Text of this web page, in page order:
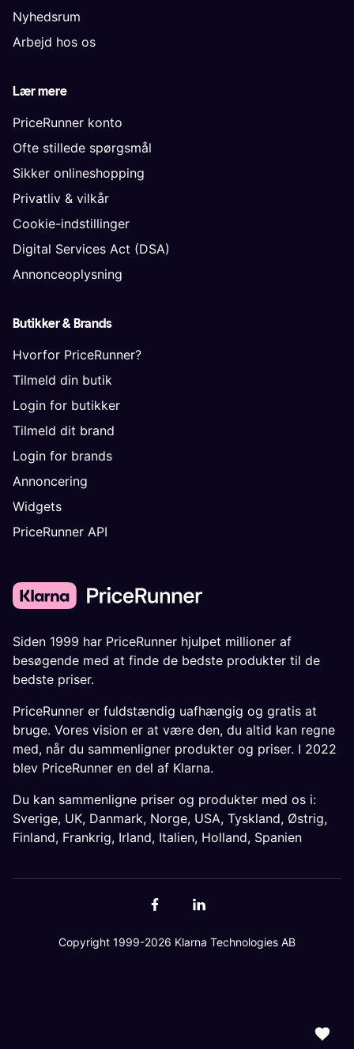
Nyhedsrum
Arbejd hos os
Lær mere
PriceRunner konto
Ofte stillede spørgsmål
Sikker onlineshopping
Privatliv & vilkår
Cookie-indstillinger
Digital Services Act (DSA)
Annonceoplysning
Butikker & Brands
Hvorfor PriceRunner?
Tilmeld din butik
Login for butikker
Tilmeld dit brand
Login for brands
Annoncering
Widgets
PriceRunner API
Siden 1999 har PriceRunner hjulpet millioner af
besøgende med at finde de bedste produkter til de
bedste priser.
PriceRunner er fuldstændig uafhængig og gratis at
bruge. Vores vision er at være den, du altid kan regne
med, når du sammenligner produkter og priser. I 2022
blev PriceRunner en del af Klarna.
Du kan sammenligne priser og produkter med os i:
Sverige, UK, Danmark, Norge, USA, Tyskland, Østrig,
Finland, Frankrig, Irland, Italien, Holland, Spanien
Copyright 1999-2026 Klarna Technologies AB